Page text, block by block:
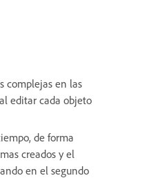
complejas en las
editar cada objeto
de forma
creados y el
en el segundo